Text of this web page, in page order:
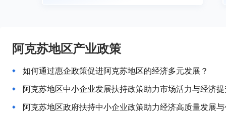
阿克苏地区产业政策
如何通过惠企政策促进阿克苏地区的经济多元发展？
阿克苏地区中小企业发展扶持政策助力市场活力与经济
阿克苏地区政府扶持中小企业政策助力经济高质量发展